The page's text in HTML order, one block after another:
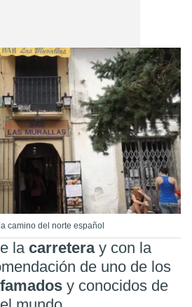
camino del norte español
la carretera y con la
de uno de los
y conocidos de